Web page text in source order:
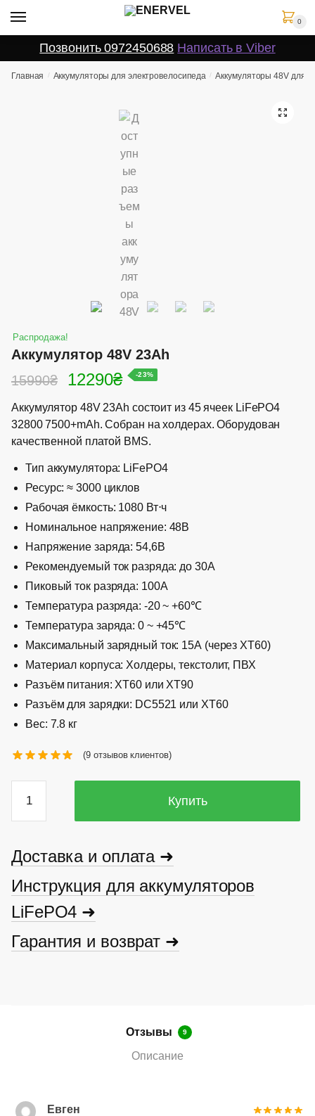
navigation
0
Позвонить 0972450688 Написать в Viber
Главная / Аккумуляторы для электровелосипеда / Аккумуляторы 48V для
🔍
Распродажа!
Аккумулятор 48V 23Ah
15990₴ 12290₴ -23%
Аккумулятор 48V 23Ah состоит из 45 ячеек LiFePO4
32800 7500+mAh. Собран на холдерах. Оборудован
качественной платой BMS.
Тип аккумулятора: LiFePO4
Ресурс: ≈ 3000 циклов
Рабочая ёмкость: 1080 Вт⋅ч
Номинальное напряжение: 48B
Напряжение заряда: 54,6В
Рекомендуемый ток разряда: до 30А
Пиковый ток разряда: 100А
Температура разряда: -20 ~ +60℃
Температура заряда: 0 ~ +45℃
Максимальный зарядный ток: 15А (через XT60)
Материал корпуса: Холдеры, текстолит, ПВХ
Разъём питания: XT60 или XT90
Разъём для зарядки: DC5521 или XT60
Вес: 7.8 кг
(9 отзывов клиентов)
Аккумулятор
48V
Купить
Доставка и оплата ➜
Инструкция для аккумуляторов
LiFePO4 ➜
Гарантия и возврат ➜
Отзывы 9
Описание
Евген